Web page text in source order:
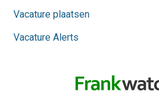
Vacature plaatsen
Vacature Alerts